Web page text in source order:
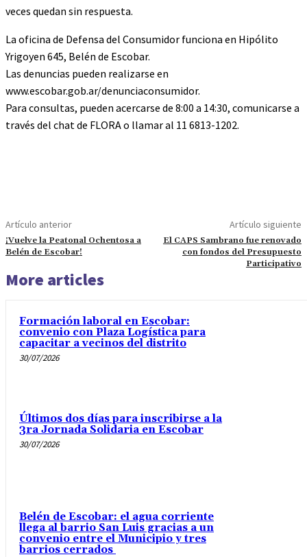
veces quedan sin respuesta.
La oficina de Defensa del Consumidor funciona en Hipólito
Yrigoyen 645, Belén de Escobar.
Las denuncias pueden realizarse en
www.escobar.gob.ar/denunciaconsumidor.
Para consultas, pueden acercarse de 8:00 a 14:30, comunicarse a
través del chat de FLORA o llamar al 11 6813-1202.
Artículo anterior
¡Vuelve la Peatonal Ochentosa a
Belén de Escobar!
Artículo siguiente
El CAPS Sambrano fue renovado
con fondos del Presupuesto
Participativo
More articles
Formación laboral en Escobar:
convenio con Plaza Logística para
capacitar a vecinos del distrito
30/07/2026
Últimos dos días para inscribirse a la
3ra Jornada Solidaria en Escobar
30/07/2026
Belén de Escobar: el agua corriente
llega al barrio San Luis gracias a un
convenio entre el Municipio y tres
barrios cerrados